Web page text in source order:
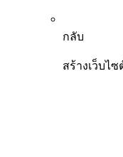
กลับ
สร้างเว็บไ